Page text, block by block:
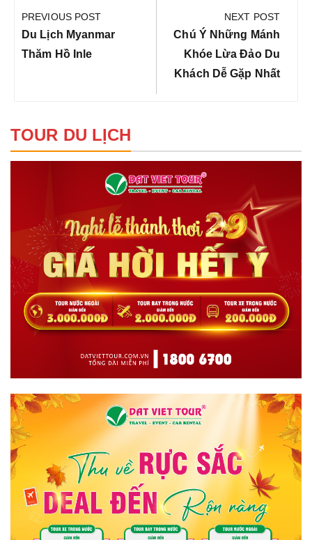
hướng
bài
viết
PREVIOUS POST
Previous
Post:
Du Lịch Myanmar
Thăm Hồ Inle
NEXT POST
Next
Post:
Chú Ý Những Mánh
Khóe Lừa Đảo Du
Khách Dễ Gặp Nhất
TOUR DU LỊCH